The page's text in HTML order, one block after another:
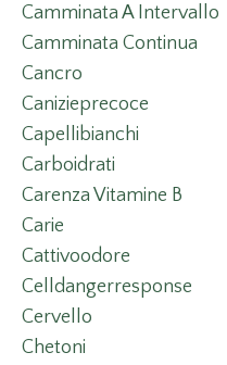
Camminata A Intervallo
Camminata Continua
Cancro
Canizieprecoce
Capellibianchi
Carboidrati
Carenza Vitamine B
Carie
Cattivoodore
Celldangerresponse
Cervello
Chetoni